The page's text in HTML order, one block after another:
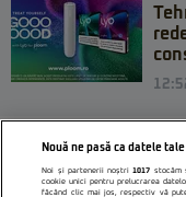
Nouă ne pasă ca datele
Noi și partenerii noștri1017 stocăm
cookie unici pentru prelucrarea
făcând clic mai jos, respectiv vă